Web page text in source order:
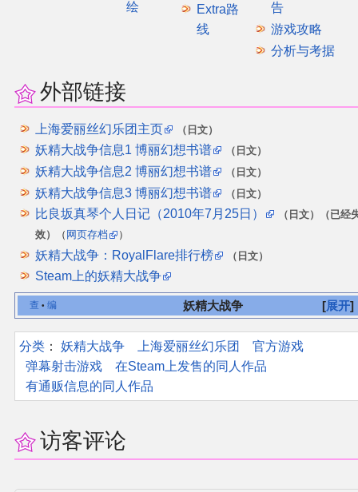
绘
Extra路
线
告
游戏攻略
分析与考据
外部链接
上海爱丽丝幻乐团主页 （日文）
妖精大战争信息1 博丽幻想书谱 （日文）
妖精大战争信息2 博丽幻想书谱 （日文）
妖精大战争信息3 博丽幻想书谱 （日文）
比良坂真琴个人日记（2010年7月25日） （日文）
（已经
效）
（ 网页存档 ）
妖精大战争：RoyalFlare排行榜 （日文）
Steam上的妖精大战争
展开
查 • 编 妖精大战争
分类 ：​ 妖精大战争 上海爱丽丝幻乐团
官方游戏
弹幕射击游戏
在Steam上发售的同人作品
有通贩信息的同人作品
访客评论